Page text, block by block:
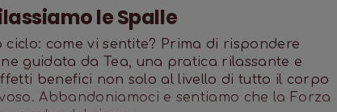
le Spalle
come vi sentite? Prima di rispondere
guidata da Tea, una pratica rilassante e
benefici non solo al livello di tutto il corpo
Abbandoniamoci e sentiamo che la Forza